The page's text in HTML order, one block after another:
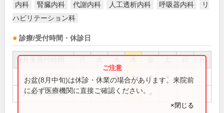
内科 腎臓内科 代謝内科 人工透析内科 呼吸器内科
リ
ハビリテーション科
診療/受付時間・休診日
祝
9:30～12:30 ● ● ● ● ●
14:00～16:00 ●
お盆(8月中旬)は休診・休業の場合があります。来院前
に必ず医療機関に直接ご確認ください。
×閉じる